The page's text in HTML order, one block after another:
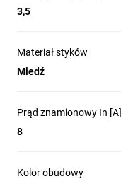
3,5
Materiał styków
Miedź
Prąd znamionowy In [A]
8
Kolor obudowy